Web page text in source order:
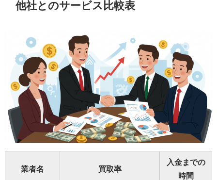
他社とのサービス比較表
業者名 買取率
入金までの
時間